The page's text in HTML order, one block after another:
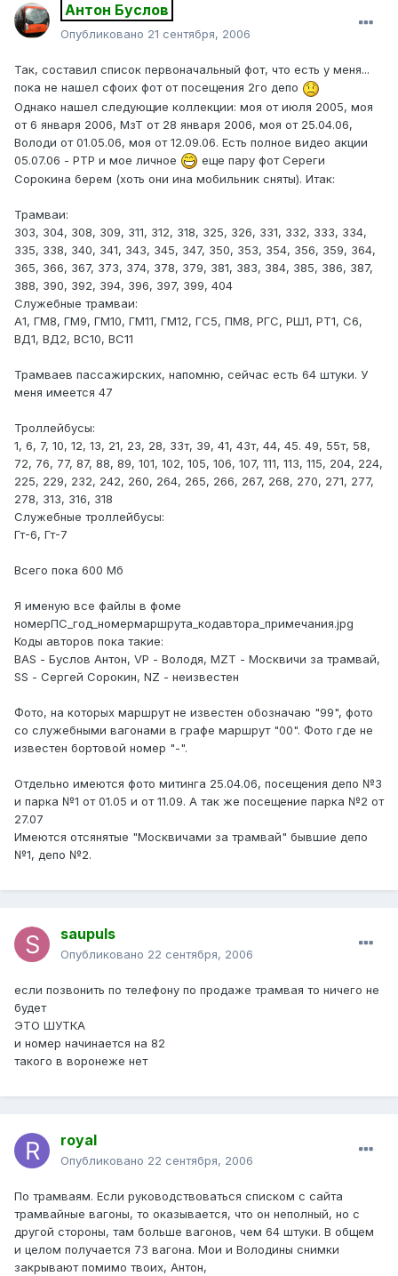
Антон Буслов
Опубликовано 21 сентября, 2006
Так, составил список первоначальный фот, что есть у меня...
пока не нашел сфоих фот от посещения 2го депо
Однако нашел следующие коллекции: моя от июля 2005, моя
от 6 января 2006, МзТ от 28 января 2006, моя от 25.04.06,
Володи от 01.05.06, моя от 12.09.06. Есть полное видео акции
05.07.06 - РТР и мое личное
еще пару фот Сереги
Сорокина берем (хоть они ина мобильник сняты). Итак:
Трамваи:
303, 304, 308, 309, 311, 312, 318, 325, 326, 331, 332, 333, 334,
335, 338, 340, 341, 343, 345, 347, 350, 353, 354, 356, 359, 364,
365, 366, 367, 373, 374, 378, 379, 381, 383, 384, 385, 386, 387,
388, 390, 392, 394, 396, 397, 399, 404
Служебные трамваи:
А1, ГМ8, ГМ9, ГМ10, ГМ11, ГМ12, ГС5, ПМ8, РГС, РШ1, РТ1, С6,
ВД1, ВД2, ВС10, ВС11
Трамваев пассажирских, напомню, сейчас есть 64 штуки. У
меня имеется 47
Троллейбусы:
1, 6, 7, 10, 12, 13, 21, 23, 28, 33т, 39, 41, 43т, 44, 45. 49, 55т, 58,
72, 76, 77, 87, 88, 89, 101, 102, 105, 106, 107, 111, 113, 115, 204, 224,
225, 229, 232, 242, 260, 264, 265, 266, 267, 268, 270, 271, 277,
278, 313, 316, 318
Служебные троллейбусы:
Гт-6, Гт-7
Всего пока 600 Мб
Я именую все файлы в фоме
номерПС_год_номермаршрута_кодавтора_примечания.jpg
Коды авторов пока такие:
BAS - Буслов Антон, VP - Володя, MZT - Москвичи за трамвай,
SS - Сергей Сорокин, NZ - неизвестен
Фото, на которых маршрут не известен обозначаю "99", фото
со служебными вагонами в графе маршрут "00". Фото где не
известен бортовой номер "-".
Отдельно имеются фото митинга 25.04.06, посещения депо №3
и парка №1 от 01.05 и от 11.09. А так же посещение парка №2 от
27.07
Имеются отсянятые "Москвичами за трамвай" бывшие депо
№1, депо №2.
saupuls
Опубликовано 22 сентября, 2006
если позвонить по телефону по продаже трамвая то ничего не
будет
ЭТО ШУТКА
и номер начинается на 82
такого в воронеже нет
royal
Опубликовано 22 сентября, 2006
По трамваям. Если руководствоваться списком с сайта
трамвайные вагоны, то оказывается, что он неполный, но с
другой стороны, там больше вагонов, чем 64 штуки. В общем
и целом получается 73 вагона. Мои и Володины снимки
закрывают помимо твоих, Антон,